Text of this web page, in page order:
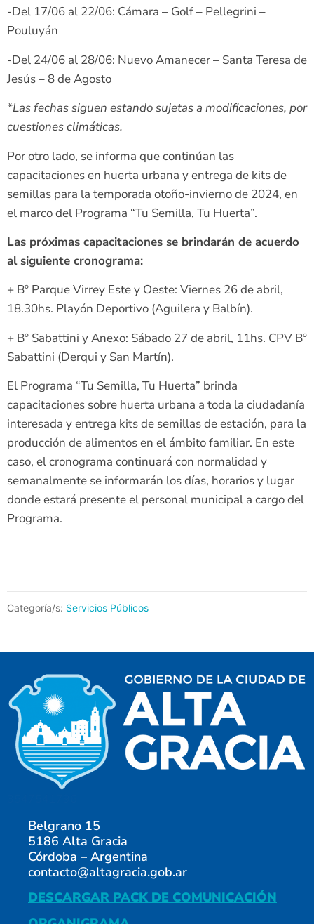
-Del 17/06 al 22/06: Cámara – Golf – Pellegrini –
Pouluyán
-Del 24/06 al 28/06: Nuevo Amanecer – Santa Teresa de
Jesús – 8 de Agosto
*Las fechas siguen estando sujetas a modificaciones, por
cuestiones climáticas.
Por otro lado, se informa que continúan las
capacitaciones en huerta urbana y entrega de kits de
semillas para la temporada otoño-invierno de 2024, en
el marco del Programa “Tu Semilla, Tu Huerta”.
Las próximas capacitaciones se brindarán de acuerdo
al siguiente cronograma:
+ Bº Parque Virrey Este y Oeste: Viernes 26 de abril,
18.30hs. Playón Deportivo (Aguilera y Balbín).
+ Bº Sabattini y Anexo: Sábado 27 de abril, 11hs. CPV Bº
Sabattini (Derqui y San Martín).
El Programa “Tu Semilla, Tu Huerta” brinda
capacitaciones sobre huerta urbana a toda la ciudadanía
interesada y entrega kits de semillas de estación, para la
producción de alimentos en el ámbito familiar. En este
caso, el cronograma continuará con normalidad y
semanalmente se informarán los días, horarios y lugar
donde estará presente el personal municipal a cargo del
Programa.
Categoría/s: Servicios Públicos
Belgrano 15
5186 Alta Gracia
Córdoba – Argentina
contacto@altagracia.gob.ar
DESCARGAR PACK DE COMUNICACIÓN